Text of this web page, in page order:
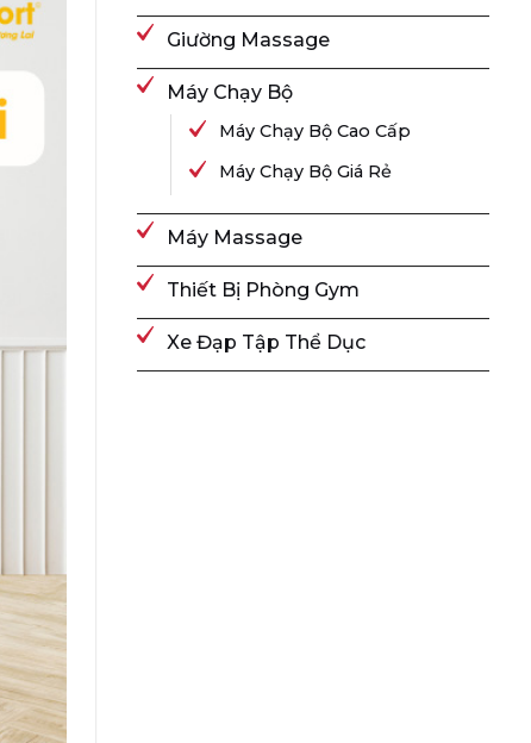
Giường Massage
Máy Chạy Bộ
Máy Chạy Bộ Cao Cấp
Máy Chạy Bộ Giá Rẻ
Máy Massage
Thiết Bị Phòng Gym
Xe Đạp Tập Thể Dục